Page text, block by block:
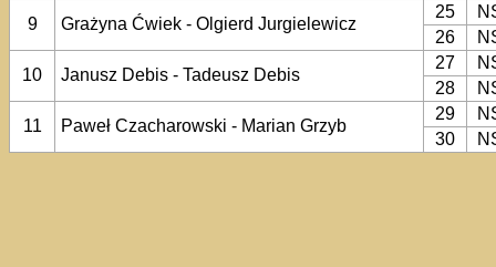
9
Grażyna Ćwiek - Olgierd Jurgielewicz
25
26
10
Janusz Debis - Tadeusz Debis
27
28
11
Paweł Czacharowski - Marian Grzyb
29
30